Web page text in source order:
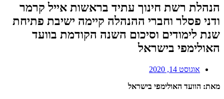
הנהלת רשת חינוך עתיד בראשות אייל קרמר
ודני פסלר וחברי ההנהלה קיימה ישיבת פתיחת
שנת לימודים וסיכום השנה הקודמת בוועד
האולימפי בישראל
אוגוסט 14, 2020
מאת: הוועד האולימפי בישראל